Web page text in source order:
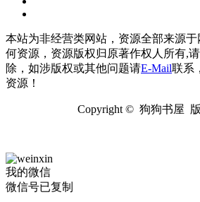
本站为非经营类网站，资源全部来源
何资源，资源版权归原著作权人所有,
除，如涉版权或其他问题请E-Mail联系
资源！
Copyright © 狗狗书屋
我的微信
微信号已复制